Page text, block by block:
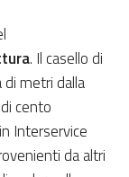
. Il casello di
metri dalla
cento
Interservice
da altri